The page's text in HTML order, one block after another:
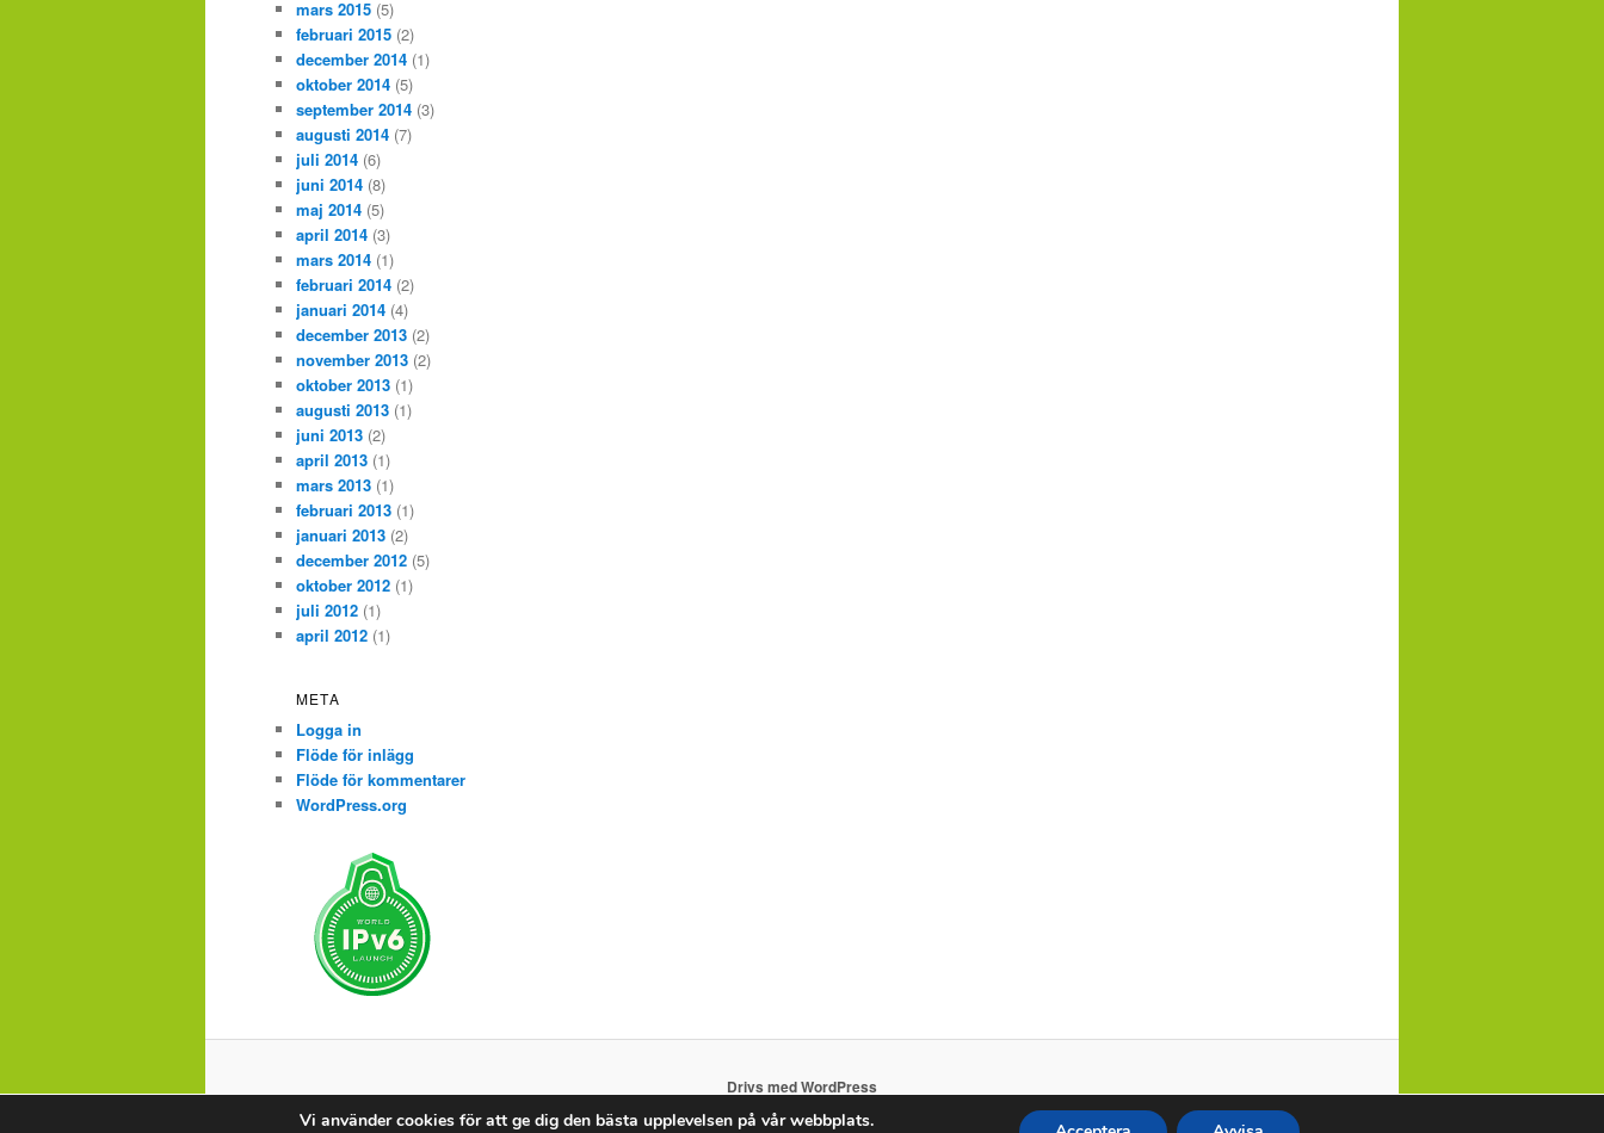
mars 2015 (5)
februari 2015 (2)
december 2014 (1)
oktober 2014 (5)
september 2014 (3)
augusti 2014 (7)
juli 2014 (6)
juni 2014 (8)
maj 2014 (5)
april 2014 (3)
mars 2014 (1)
februari 2014 (2)
januari 2014 (4)
december 2013 (2)
november 2013 (2)
oktober 2013 (1)
augusti 2013 (1)
juni 2013 (2)
april 2013 (1)
mars 2013 (1)
februari 2013 (1)
januari 2013 (2)
december 2012 (5)
oktober 2012 (1)
juli 2012 (1)
april 2012 (1)
META
Logga in
Flöde för inlägg
Flöde för kommentarer
WordPress.org
Drivs med WordPress
Vi använder cookies för att ge dig den bästa upplevelsen på vår webbplats.